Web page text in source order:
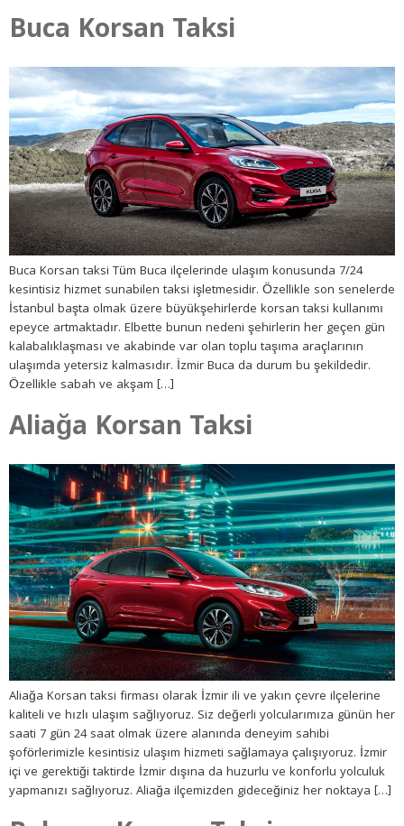
Buca Korsan Taksi
Buca Korsan taksi Tüm Buca ilçelerinde ulaşım konusunda 7/24
kesintisiz hizmet sunabilen taksi işletmesidir. Özellikle son senelerde
İstanbul başta olmak üzere büyükşehirlerde korsan taksi kullanımı
epeyce artmaktadır. Elbette bunun nedeni şehirlerin her geçen gün
kalabalıklaşması ve akabinde var olan toplu taşıma araçlarının
ulaşımda yetersiz kalmasıdır. İzmir Buca da durum bu şekildedir.
Özellikle sabah ve akşam […]
Aliağa Korsan Taksi
Aliağa Korsan taksi firması olarak İzmir ili ve yakın çevre ilçelerine
kaliteli ve hızlı ulaşım sağlıyoruz. Siz değerli yolcularımıza günün her
saati 7 gün 24 saat olmak üzere alanında deneyim sahibi
şoförlerimizle kesintisiz ulaşım hizmeti sağlamaya çalışıyoruz. İzmir
içi ve gerektiği taktirde İzmir dışına da huzurlu ve konforlu yolculuk
yapmanızı sağlıyoruz. Aliağa ilçemizden gideceğiniz her noktaya […]